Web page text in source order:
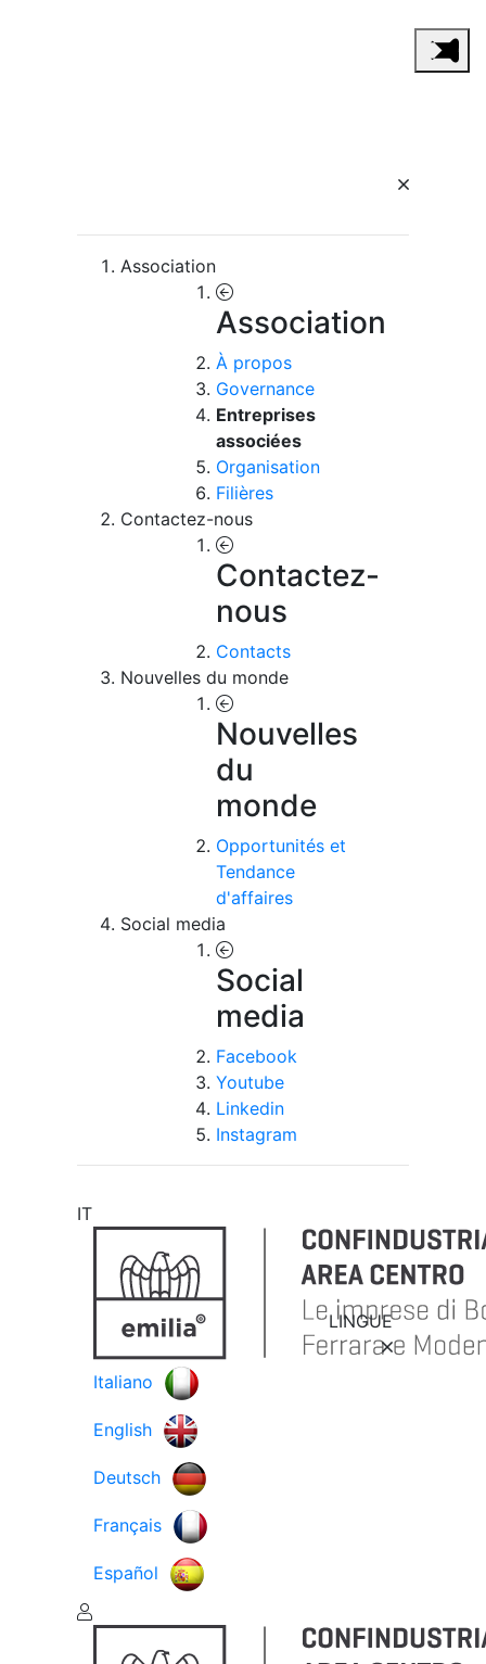
Association
Association
À propos
Governance
Entreprises
associées
Organisation
Filières
Contactez-nous
Contactez-
nous
Contacts
Nouvelles du monde
Nouvelles
du
monde
Opportunités et
Tendance
d'affaires
Social media
Social
media
Facebook
Youtube
Linkedin
Instagram
IT
LINGUE
Italiano
English
Deutsch
Français
Español